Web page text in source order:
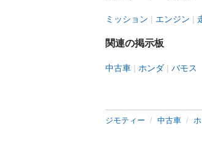
ミッション エンジン
関連の掲示板
中古車 ホンダ バモス
ジモティー 中古車